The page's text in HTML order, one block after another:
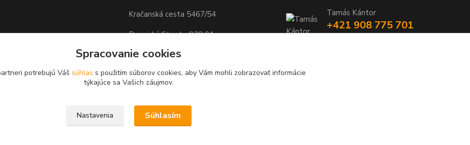
Kračanská cesta 5467/54
Dunajská Streda, 929 01
Tamás Kántor
+421 908 775 701
Spracovanie cookies
potrebujú Váš súhlas s použitím súborov cookies, aby Vám mohli zobrazovať informácie
týkajúce sa Vašich záujmov.
Nastavenia Súhlasím